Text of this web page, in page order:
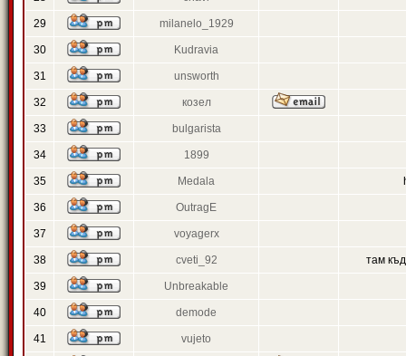
29 milanelo_1929
30 Kudravia
31 unsworth
32 козел
33 bulgarista
34 1899
35 Medala
36 OutragE
37 voyagerx
38 cveti_92 там
39 Unbreakable
40 demode
41 vujeto